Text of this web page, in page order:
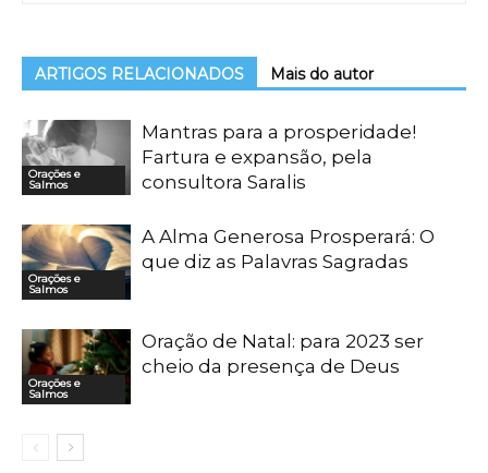
ARTIGOS RELACIONADOS Mais do autor
Orações e
Salmos
Mantras para a prosperidade!
Fartura e expansão, pela
consultora Saralis
Orações e
Salmos
A Alma Generosa Prosperará: O
que diz as Palavras Sagradas
Orações e
Salmos
Oração de Natal: para 2023 ser
cheio da presença de Deus